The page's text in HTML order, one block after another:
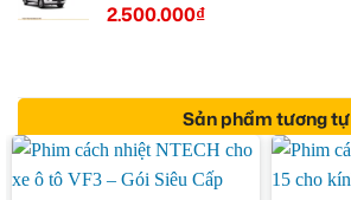
2.500.000₫
Sản phẩm tương tự